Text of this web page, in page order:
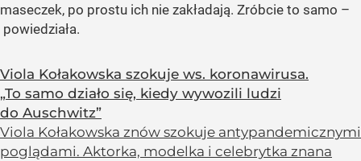
maseczek, po prostu ich nie zakładają. Zróbcie to samo –
powiedziała.
Viola Kołakowska szokuje ws. koronawirusa.
„To samo działo się, kiedy wywozili ludzi
do Auschwitz”
Viola Kołakowska znów szokuje antypandemicznymi
poglądami. Aktorka, modelka i celebrytka znana